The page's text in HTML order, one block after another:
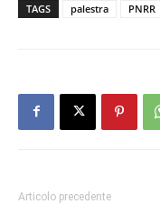
TAGS palestra PNRR
Articolo precedente